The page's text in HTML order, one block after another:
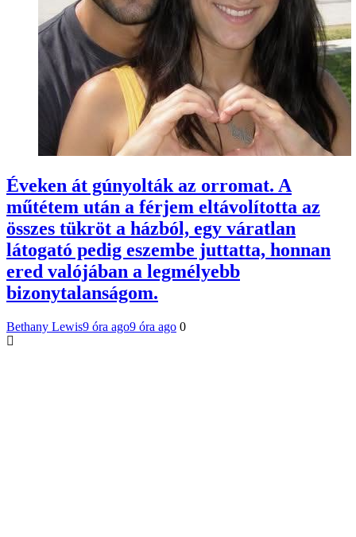
Éveken át gúnyolták az orromat. A
műtétem után a férjem eltávolította az
összes tükröt a házból, egy váratlan
látogató pedig eszembe juttatta, honnan
ered valójában a legmélyebb
bizonytalanságom.
Bethany Lewis9 óra ago9 óra ago 0